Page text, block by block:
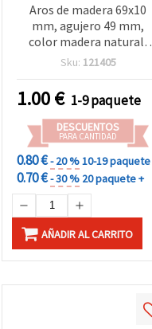
Aros de madera 69x10
mm, agujero 49 mm,
color madera natural,
para manualidades - 2 uds
Sku: 121405
1.00€ 1-9 paquete
DESCUENTOS
PARA CANTIDAD
0.80 €- 20 %10-19 paquete
0.70 €- 30 % 20 paquete +
AÑADIR AL CARRITO